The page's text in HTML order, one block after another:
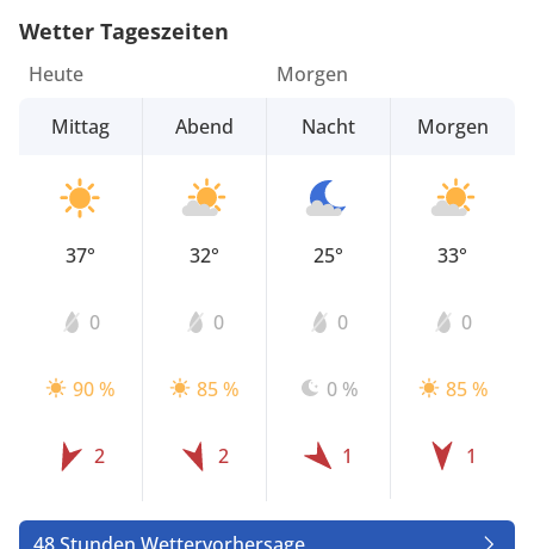
Wetter Tageszeiten
Heute
Mittag
37°
0
90 %
2
Abend
32°
0
85 %
2
Morgen
Nacht
25°
0
0 %
1
Morgen
33°
0
85 %
1